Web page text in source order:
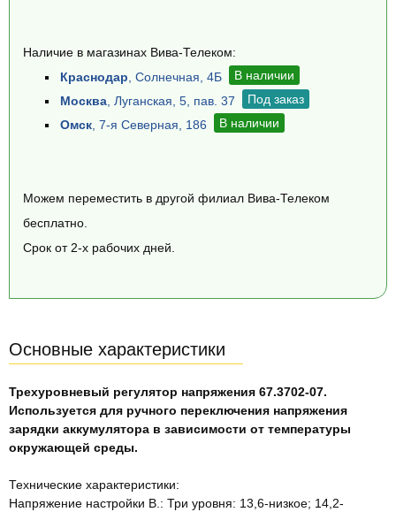
Наличие в магазинах Вива-Телеком:
Краснодар, Солнечная, 4Б
В наличии
Москва, Луганская, 5, пав. 37
Под заказ
Омск, 7-я Северная, 186 В наличии
Можем переместить в другой филиал Вива-Телеком
бесплатно.
Срок от 2-х рабочих дней.
Основные характеристики
Трехуровневый регулятор напряжения 67.3702-07.
Используется для ручного переключения напряжения
зарядки аккумулятора в зависимости от температуры
окружающей среды.
Технические характеристики:
Напряжение настройки В.: Три уровня: 13,6-низкое; 14,2-